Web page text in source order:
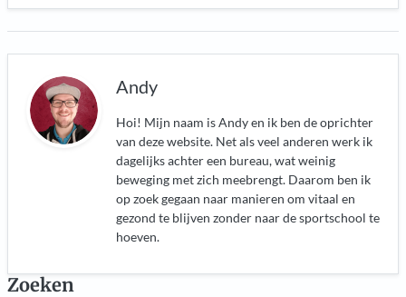
Andy
Hoi! Mijn naam is Andy en ik ben de oprichter
van deze website. Net als veel anderen werk ik
dagelijks achter een bureau, wat weinig
beweging met zich meebrengt. Daarom ben ik
op zoek gegaan naar manieren om vitaal en
gezond te blijven zonder naar de sportschool te
hoeven.
Zoeken